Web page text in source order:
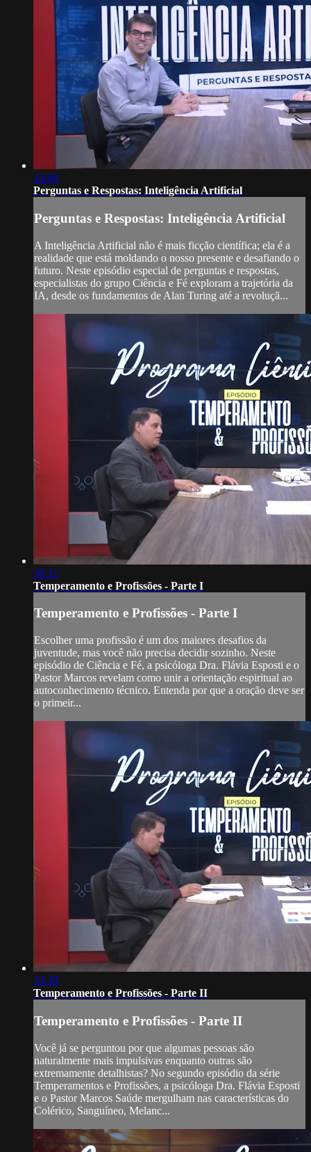
24:46
Perguntas e Respostas: Inteligência Artificial
Perguntas e Respostas: Inteligência Artificial
A Inteligência Artificial não é mais ficção científica; ela é a
realidade que está moldando o nosso presente e desafiando o
futuro. Neste episódio especial de perguntas e respostas,
especialistas do grupo Ciência e Fé exploram a trajetória da
IA, desde os fundamentos de Alan Turing até a revoluçã...
30:31
Temperamento e Profissões - Parte I
Temperamento e Profissões - Parte I
Escolher uma profissão é um dos maiores desafios da
juventude, mas você não precisa decidir sozinho. Neste
episódio de Ciência e Fé, a psicóloga Dra. Flávia Esposti e o
Pastor Marcos revelam como unir a orientação espiritual ao
autoconhecimento técnico. Entenda por que a oração deve ser
o primeir...
33:38
Temperamento e Profissões - Parte II
Temperamento e Profissões - Parte II
Você já se perguntou por que algumas pessoas são
naturalmente mais impulsivas enquanto outras são
extremamente detalhistas? No segundo episódio da série
Temperamentos e Profissões, a psicóloga Dra. Flávia Esposti
e o Pastor Marcos Saúde mergulham nas características do
Colérico, Sanguíneo, Melanc...